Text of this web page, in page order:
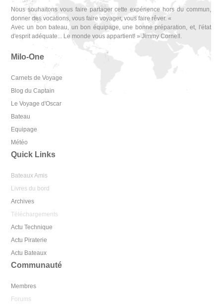
Nous souhaitons vous faire partager cette expérience hors du commun,
donner des vocations, vous faire voyager, vous faire rêver. «
Avec un bon bateau, un bon équipage, une bonne préparation, et, l'état
d'esprit adéquate... Le monde vous appartient! » Jimmy Cornell.
Milo-One
Carnets de Voyage
Blog du Captain
Le Voyage d'Oscar
Bateau
Equipage
Météo
Quick Links
Bateaux Amis
Livres du bord
Archives
Téléchargements
Actu Technique
Actu Piraterie
Actu Bateaux
Communauté
Membres
Forums